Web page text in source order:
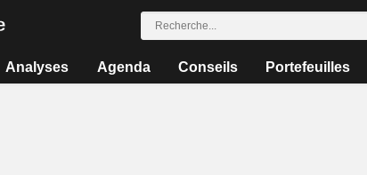
Analyses Agenda Conseils Portefeuilles